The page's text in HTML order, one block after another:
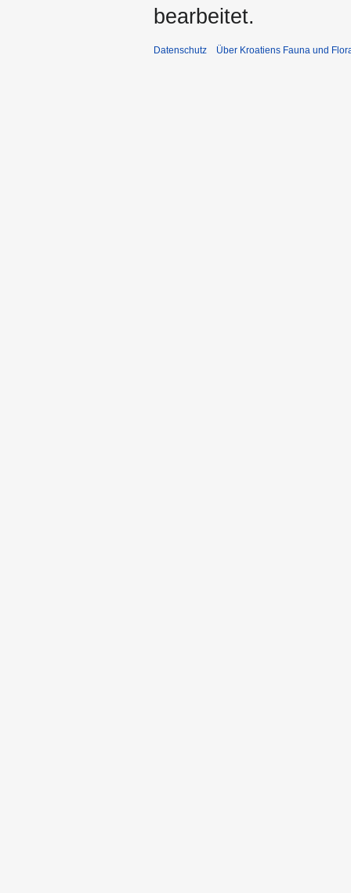
bearbeitet.
Datenschutz Über Kroatiens Fauna und